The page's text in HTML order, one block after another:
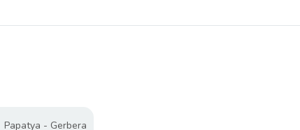
Papatya - Gerbera